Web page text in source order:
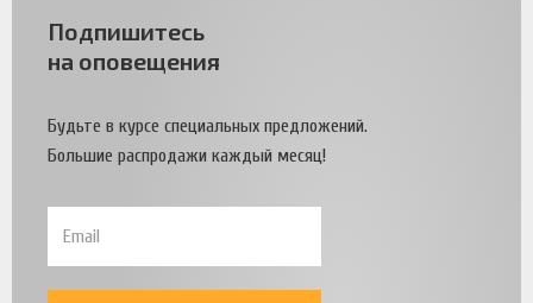
Подпишитесь
на оповещения
Будьте в курсе специальных предложений.
Большие распродажи каждый месяц!